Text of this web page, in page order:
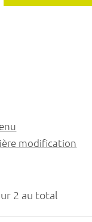
2 au total
modification